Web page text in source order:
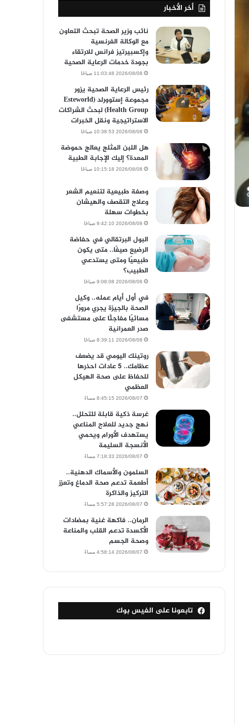
أخر الأخبار
نائب وزير الصحة تبحث التعاون
مع الوكالة الفرنسية
وإكسبيرتيز فرانس للارتقاء
بجودة خدمات الرعاية الصحية
2026/08/08 11:03:48 صباحًا
رئيس الرعاية الصحية يزور
مجموعة إستوورلد (Esteworld
Health Group) لبحث الشراكات
الاستراتيجية ونقل الخبرات
2026/08/08 10:38:53 صباحًا
هل اللبن المثلج يعالج حموضة
المعدة؟ إليك الإجابة الطبية
2026/08/08 10:15:18 صباحًا
وصفة طبيعية لتنعيم الشعر
وعلاج التقصف والهيشان
بخطوات سهلة
2026/08/08 9:42:10 صباحًا
البول البرتقالي في حفاضة
الرضيع صيفًا.. متى يكون
طبيعيًا ومتى يستدعي
الطبيب؟
2026/08/08 9:08:08 صباحًا
في أول أيام عمله.. وكيل
الصحة بالجيزة يجري مرورًا
مسائيًا مفاجئًا على مستشفى
صدر العمرانية
2026/08/08 8:39:11 صباحًا
روتينك اليومي قد يضعف
عظامك.. 5 عادات احذرها
للحفاظ على صحة الهيكل
العظمي
2026/08/07 8:45:15 مساءً
غرسة ذكية قابلة للتحلل..
نهج جديد للعلاج المناعي
يستهدف الأورام ويحمي
الأنسجة السليمة
2026/08/07 7:18:33 مساءً
السلمون والأسماك الدهنية..
أطعمة تدعم صحة الدماغ وتعزز
التركيز والذاكرة
2026/08/07 5:57:28 مساءً
الرمان.. فاكهة غنية بمضادات
الأكسدة تدعم القلب والمناعة
وصحة الجسم
2026/08/07 4:58:14 مساءً
تابعونا على الفيس بوك